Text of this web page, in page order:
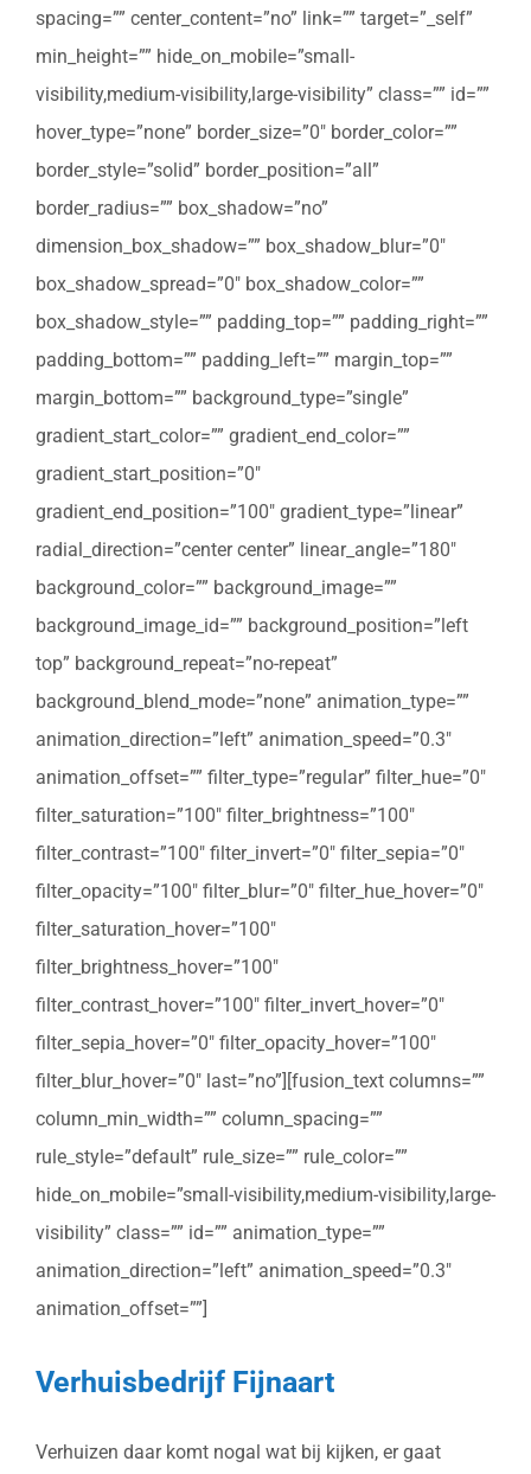
spacing=”” center_content=”no” link=”” target=”_self”
min_height=”” hide_on_mobile=”small-
visibility,medium-visibility,large-visibility” class=”” id=””
hover_type=”none” border_size=”0″ border_color=””
border_style=”solid” border_position=”all”
border_radius=”” box_shadow=”no”
dimension_box_shadow=”” box_shadow_blur=”0″
box_shadow_spread=”0″ box_shadow_color=””
box_shadow_style=”” padding_top=”” padding_right=””
padding_bottom=”” padding_left=”” margin_top=””
margin_bottom=”” background_type=”single”
gradient_start_color=”” gradient_end_color=””
gradient_start_position=”0″
gradient_end_position=”100″ gradient_type=”linear”
radial_direction=”center center” linear_angle=”180″
background_color=”” background_image=””
background_image_id=”” background_position=”left
top” background_repeat=”no-repeat”
background_blend_mode=”none” animation_type=””
animation_direction=”left” animation_speed=”0.3″
animation_offset=”” filter_type=”regular” filter_hue=”0″
filter_saturation=”100″ filter_brightness=”100″
filter_contrast=”100″ filter_invert=”0″ filter_sepia=”0″
filter_opacity=”100″ filter_blur=”0″ filter_hue_hover=”0″
filter_saturation_hover=”100″
filter_brightness_hover=”100″
filter_contrast_hover=”100″ filter_invert_hover=”0″
filter_sepia_hover=”0″ filter_opacity_hover=”100″
filter_blur_hover=”0″ last=”no”][fusion_text columns=””
column_min_width=”” column_spacing=””
rule_style=”default” rule_size=”” rule_color=””
hide_on_mobile=”small-visibility,medium-visibility,large-
visibility” class=”” id=”” animation_type=””
animation_direction=”left” animation_speed=”0.3″
animation_offset=””]
Verhuisbedrijf Fijnaart
Verhuizen daar komt nogal wat bij kijken, er gaat